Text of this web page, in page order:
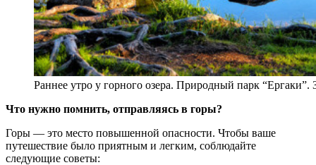
Раннее утро у горного озера. Природный парк
Что нужно помнить, отправляясь в горы?
Горы — это место повышенной опасности. Чтобы ваше
путешествие было приятным и легким, соблюдайте
следующие советы: